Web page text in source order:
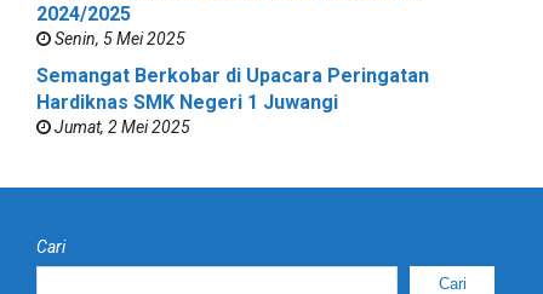
2024/2025
Senin, 5 Mei 2025
Semangat Berkobar di Upacara Peringatan
Hardiknas SMK Negeri 1 Juwangi
Jumat, 2 Mei 2025
Cari
Cari